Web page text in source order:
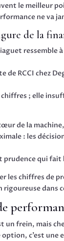
le meilleur
ne va
de la
de RCCI chez
; elle
de la
: les
qui
les chiffres de
dans
un frein, mais
option, c’est